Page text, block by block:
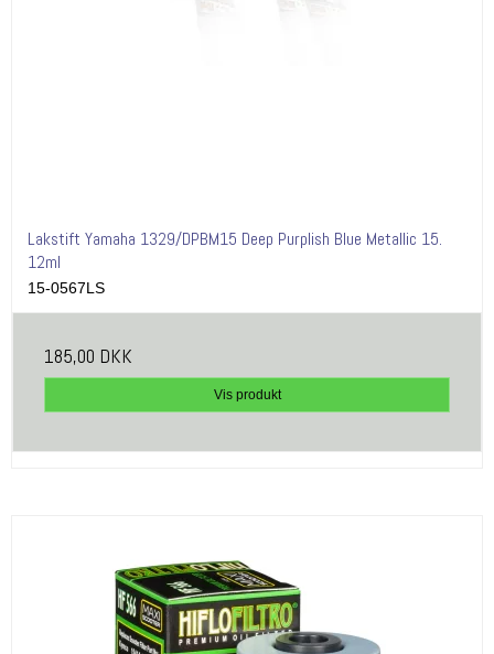
Lakstift Yamaha 1329/DPBM15 Deep Purplish Blue Metallic 15.
12ml
15-0567LS
185,00 DKK
Vis produkt